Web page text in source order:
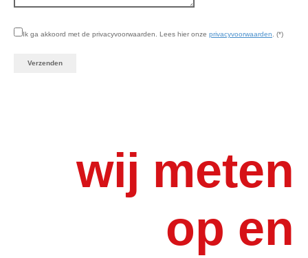
Ik ga akkoord met de privacyvoorwaarden. Lees hier onze privacyvoorwaarden . (*)
wij meten
op en